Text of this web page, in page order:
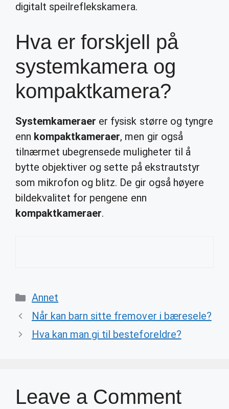
digitalt speilreflekskamera.
Hva er forskjell på
systemkamera og
kompaktkamera?
Systemkameraer er fysisk større og tyngre
enn kompaktkameraer, men gir også
tilnærmet ubegrensede muligheter til å
bytte objektiver og sette på ekstrautstyr
som mikrofon og blitz. De gir også høyere
bildekvalitet for pengene enn
kompaktkameraer.
Categories
Annet
Når kan barn sitte fremover i bæresele?
Hva kan man gi til besteforeldre?
Leave a Comment